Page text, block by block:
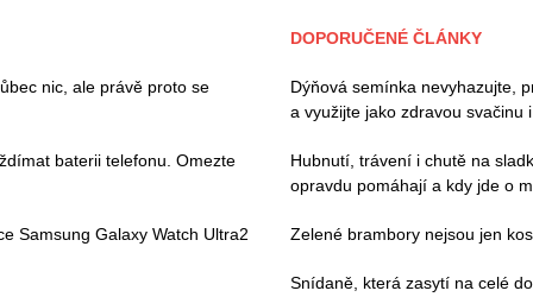
nic, ale právě proto se
baterii telefonu. Omezte
Samsung Galaxy Watch Ultra2
DOPORUČENÉ ČLÁNKY
Dýňová semínka nevyhazujte,
a využijte jako zdravou svačinu
Hubnutí, trávení i chutě na
opravdu pomáhají a kdy jde o
Zelené brambory nejsou jen
Snídaně, která zasytí na celé